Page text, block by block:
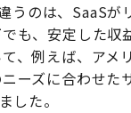
のは、SaaSが
も、安定した
、例えば、アメ
ーズに合わせ
した。